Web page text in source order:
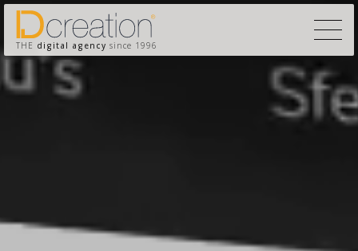
THE digital agency since 1996